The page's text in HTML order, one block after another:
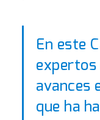
En este
expertos
avances
que ha